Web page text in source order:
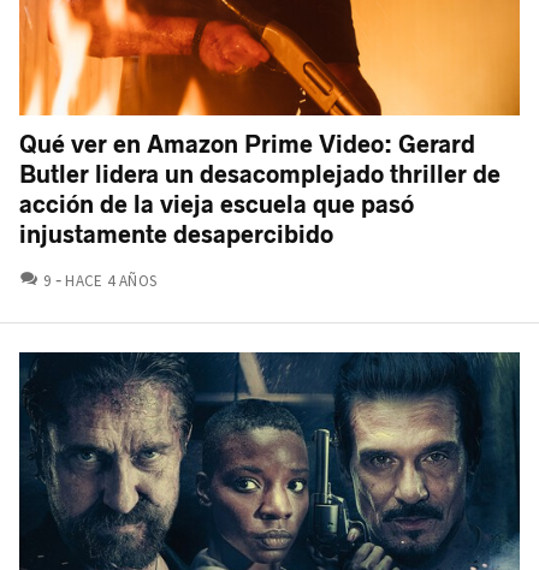
Qué ver en Amazon Prime Video: Gerard
Butler lidera un desacomplejado thriller de
acción de la vieja escuela que pasó
injustamente desapercibido
9 COMENTARIOS
HACE 4 AÑOS